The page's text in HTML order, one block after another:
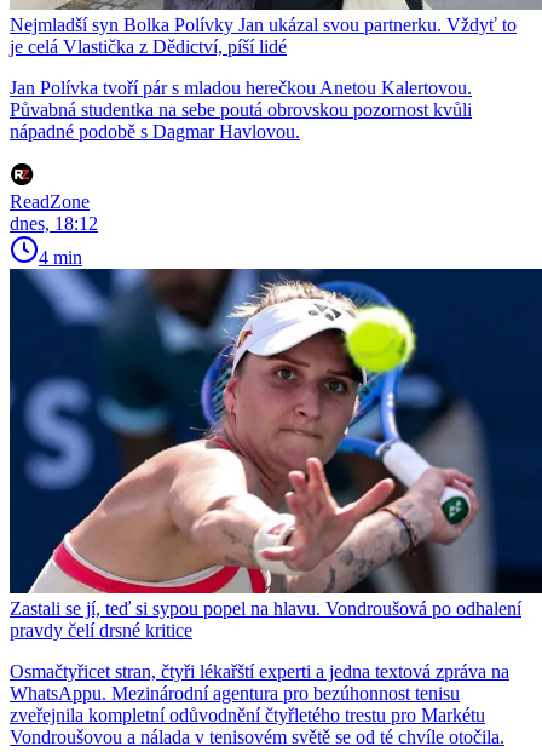
Nejmladší syn Bolka Polívky Jan ukázal svou partnerku. Vždyť to
je celá Vlastička z Dědictví, píší lidé
Jan Polívka tvoří pár s mladou herečkou Anetou Kalertovou.
Půvabná studentka na sebe poutá obrovskou pozornost kvůli
nápadné podobě s Dagmar Havlovou.
ReadZone
dnes, 18:12
4 min
Zastali se jí, teď si sypou popel na hlavu. Vondroušová po odhalení
pravdy čelí drsné kritice
Osmačtyřicet stran, čtyři lékařští experti a jedna textová zpráva na
WhatsAppu. Mezinárodní agentura pro bezúhonnost tenisu
zveřejnila kompletní odůvodnění čtyřletého trestu pro Markétu
Vondroušovou a nálada v tenisovém světě se od té chvíle otočila.